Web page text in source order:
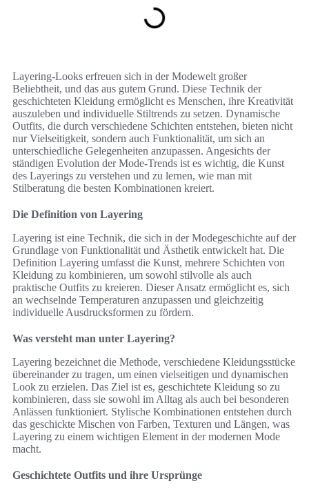
Layering-Looks erfreuen sich in der Modewelt großer
Beliebtheit, und das aus gutem Grund. Diese Technik der
geschichteten Kleidung ermöglicht es Menschen, ihre Kreativität
auszuleben und individuelle Stiltrends zu setzen. Dynamische
Outfits, die durch verschiedene Schichten entstehen, bieten nicht
nur Vielseitigkeit, sondern auch Funktionalität, um sich an
unterschiedliche Gelegenheiten anzupassen. Angesichts der
ständigen Evolution der Mode-Trends ist es wichtig, die Kunst
des Layerings zu verstehen und zu lernen, wie man mit
Stilberatung die besten Kombinationen kreiert.
Die Definition von Layering
Layering ist eine Technik, die sich in der Modegeschichte auf der
Grundlage von Funktionalität und Ästhetik entwickelt hat. Die
Definition Layering umfasst die Kunst, mehrere Schichten von
Kleidung zu kombinieren, um sowohl stilvolle als auch
praktische Outfits zu kreieren. Dieser Ansatz ermöglicht es, sich
an wechselnde Temperaturen anzupassen und gleichzeitig
individuelle Ausdrucksformen zu fördern.
Was versteht man unter Layering?
Layering bezeichnet die Methode, verschiedene Kleidungsstücke
übereinander zu tragen, um einen vielseitigen und dynamischen
Look zu erzielen. Das Ziel ist es, geschichtete Kleidung so zu
kombinieren, dass sie sowohl im Alltag als auch bei besonderen
Anlässen funktioniert. Stylische Kombinationen entstehen durch
das geschickte Mischen von Farben, Texturen und Längen, was
Layering zu einem wichtigen Element in der modernen Mode
macht.
Geschichtete Outfits und ihre Ursprünge